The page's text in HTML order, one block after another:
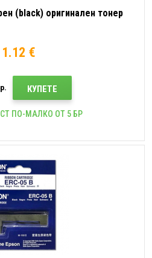
(black) оригинален тонер
1.12 €
КУПЕТЕ
ПО-МАЛКО ОТ 5 БР